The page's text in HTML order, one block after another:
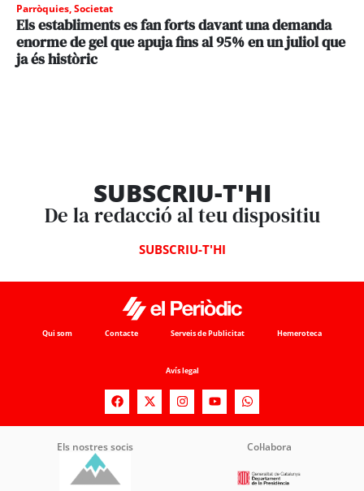
Parròquies,Societat
Els establiments es fan forts davant una demanda
enorme de gel que apuja fins al 95% en un juliol que
ja és històric
SUBSCRIU-T'HI
De la redacció al teu dispositiu
SUBSCRIU-T'HI
Qui som Contacte Serveis de Publicitat Hemeroteca
Avís legal
Els nostres socis Col·labora